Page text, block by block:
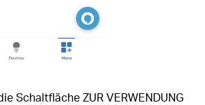
Schaltfläche ZUR VERWENDUNG